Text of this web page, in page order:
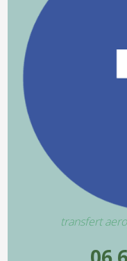
transfert